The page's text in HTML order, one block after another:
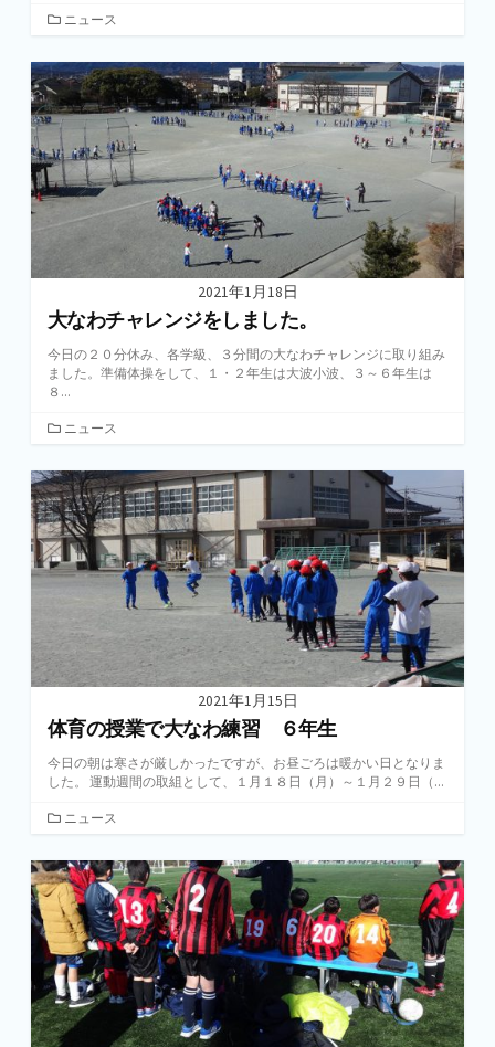
カ
ゴ
リ
ー
ニュース
2021年1月18日
大なわチャレンジをしました。
今日の２０分休み、各学級、３分間の大なわチャレンジに取り組み
ました。準備体操をして、１・２年生は大波小波、３～６年生は
８...
カ
ゴ
リ
ー
ニュース
2021年1月15日
体育の授業で大なわ練習 ６年生
今日の朝は寒さが厳しかったですが、お昼ごろは暖かい日となりま
した。 運動週間の取組として、１月１８日（月）～１月２９日（...
カ
ゴ
リ
ー
ニュース